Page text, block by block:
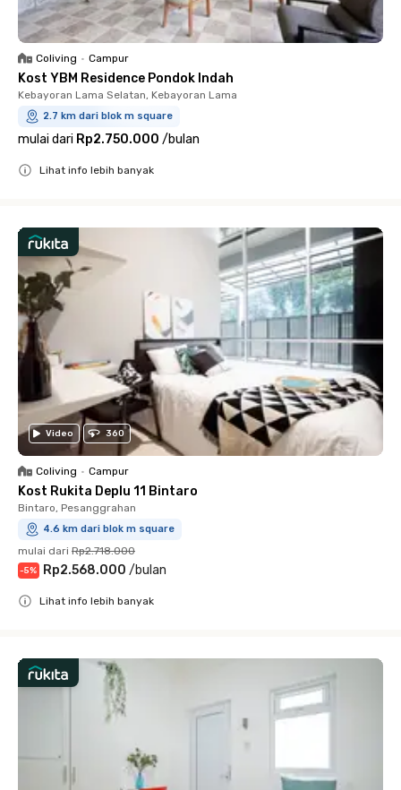
Coliving • Campur
Kost YBM Residence Pondok Indah
Kebayoran Lama Selatan, Kebayoran Lama
2.7 km dari blok m square
mulai dari Rp2.750.000 /bulan
Lihat info lebih banyak
Video 360
Coliving • Campur
Kost Rukita Deplu 11 Bintaro
Bintaro, Pesanggrahan
4.6 km dari blok m square
mulai dari Rp2.718.000
-5% Rp2.568.000 /bulan
Lihat info lebih banyak